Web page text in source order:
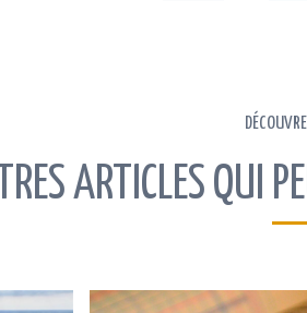
Liens utiles